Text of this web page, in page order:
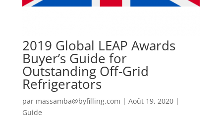
2019 Global LEAP Awards
Buyer’s Guide for
Outstanding Off-Grid
Refrigerators
par massamba@byfilling.com | Août 19, 2020|
Guide